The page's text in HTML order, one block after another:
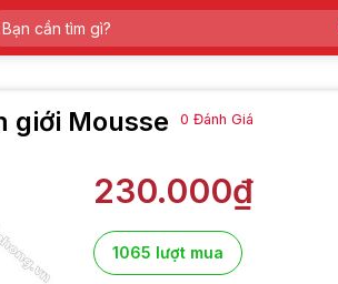
giới Mousse 0 Đánh Giá
230.000₫
1065 lượt mua